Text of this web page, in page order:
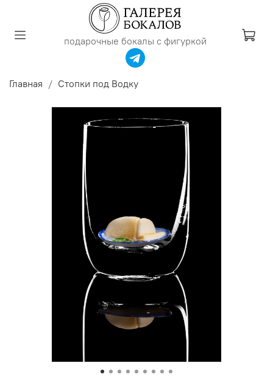
подарочные бокалы с фигуркой
Главная Стопки под Водку